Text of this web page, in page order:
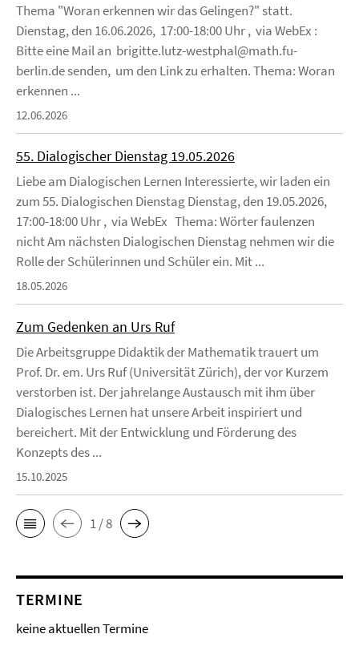
Thema "Woran erkennen wir das Gelingen?" statt.
Dienstag, den 16.06.2026, 17:00-18:00 Uhr , via WebEx :
Bitte eine Mail an brigitte.lutz-westphal@math.fu-
berlin.de senden, um den Link zu erhalten. Thema: Woran
erkennen ...
12.06.2026
55. Dialogischer Dienstag 19.05.2026
Liebe am Dialogischen Lernen Interessierte, wir laden ein
zum 55. Dialogischen Dienstag Dienstag, den 19.05.2026,
17:00-18:00 Uhr , via WebEx Thema: Wörter faulenzen
nicht Am nächsten Dialogischen Dienstag nehmen wir die
Rolle der Schülerinnen und Schüler ein. Mit ...
18.05.2026
Zum Gedenken an Urs Ruf
Die Arbeitsgruppe Didaktik der Mathematik trauert um
Prof. Dr. em. Urs Ruf (Universität Zürich), der vor Kurzem
verstorben ist. Der jahrelange Austausch mit ihm über
Dialogisches Lernen hat unsere Arbeit inspiriert und
bereichert. Mit der Entwicklung und Förderung des
Konzepts des ...
15.10.2025
1 / 8
TERMINE
keine aktuellen Termine